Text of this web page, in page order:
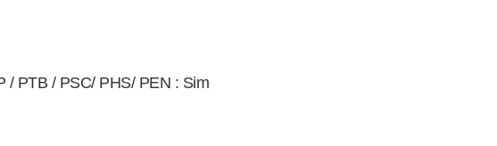
/ PTB / PSC/ PHS/ PEN : Sim